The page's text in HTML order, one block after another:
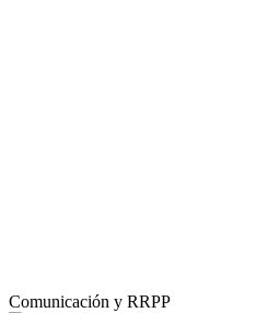
Comunicación y RRPP